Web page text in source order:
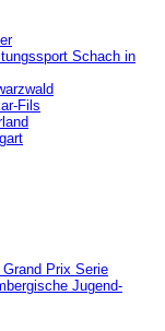
Schach in
Fils
Prix Serie
Jugend-